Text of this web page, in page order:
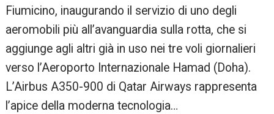
Fiumicino, inaugurando il servizio di uno degli
aeromobili più all’avanguardia sulla rotta, che si
aggiunge agli altri già in uso nei tre voli giornalieri
verso l’Aeroporto Internazionale Hamad (Doha).
L’Airbus A350-900 di Qatar Airways rappresenta
l’apice della moderna tecnologia…